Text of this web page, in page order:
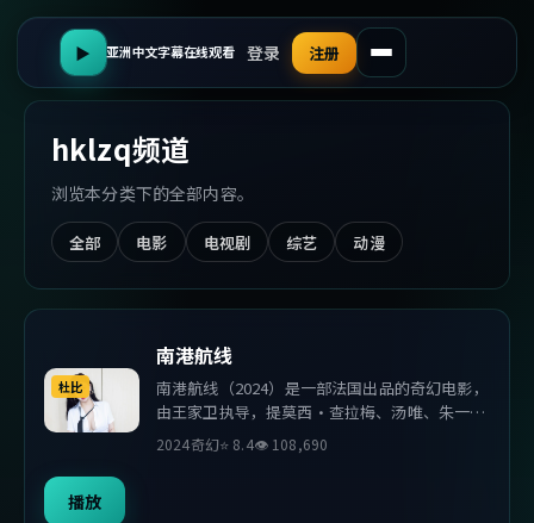
▶ 亚洲中文字幕在线观看 登录 注册
hklzq频道
浏览本分类下的全部内容。
全部 电影 电视剧 综艺 动漫
杜比
南港航线
南港航线（2024）是一部法国出品的奇幻电影，
由王家卫执导，提莫西·查拉梅、汤唯、朱一龙
等主演。影片在叙事与视听上力求突破，探讨人
性与抉择，节奏张弛有度，适合喜欢该类型的观
2024奇幻⭐ 8.4👁 108,690
播放